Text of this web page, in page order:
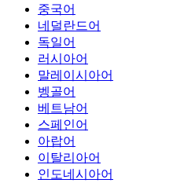
중국어
네덜란드어
독일어
러시아어
말레이시아어
벵골어
베트남어
스페인어
아랍어
이탈리아어
인도네시아어